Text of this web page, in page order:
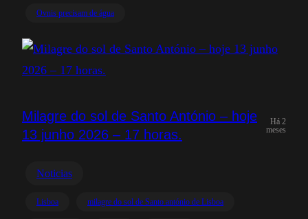
Ovnis precisam de água
Milagre do sol de Santo António – hoje
13 junho 2026 – 17 horas.
Há 2
meses
Noticias
Lisboa milagre do sol de Santo antónio de Lisboa